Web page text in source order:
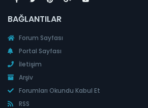
BAĞLANTILAR
Forum Sayfası
Portal Sayfası
İletişim
Arşiv
Forumları Okundu Kabul Et
RSS